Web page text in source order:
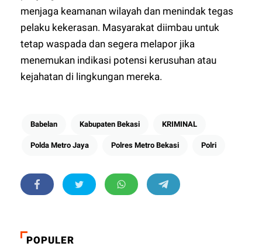
menjaga keamanan wilayah dan menindak tegas
pelaku kekerasan. Masyarakat diimbau untuk
tetap waspada dan segera melapor jika
menemukan indikasi potensi kerusuhan atau
kejahatan di lingkungan mereka.
Babelan Kabupaten Bekasi KRIMINAL
Polda Metro Jaya Polres Metro Bekasi Polri
POPULER